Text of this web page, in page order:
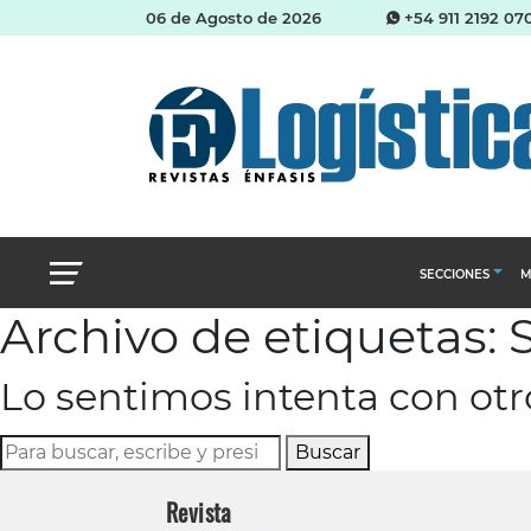
06 de Agosto de 2026 +54 911 2192
SECCIONES
Almacenes e
Archivo de etiquetas:
Lo sentimos intenta con
Buscar
Revista